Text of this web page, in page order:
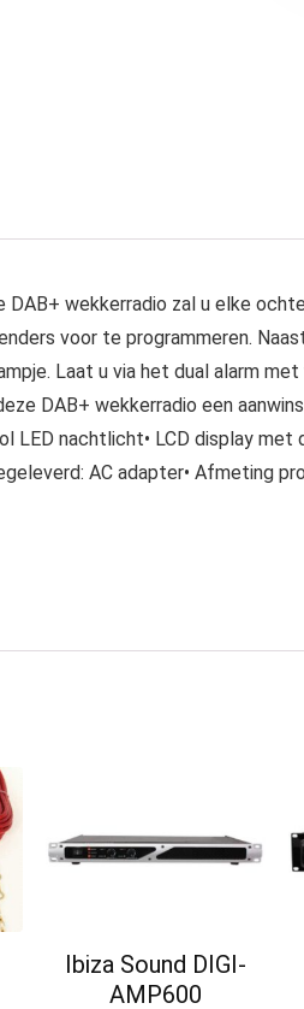
wekkerradio zal u elke
voor te programmeren.
Laat u via het dual alarm
DAB+ wekkerradio een
LED nachtlicht• LCD display
AC adapter• Afmeting
Ibiza Sound DIGI-
AMP600